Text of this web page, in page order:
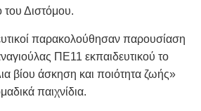
του Διστόμου.
παρακολούθησαν παρουσίαση
ΠΕ11 εκπαιδευτικού το
βίου άσκηση και ποιότητα ζωής»
παιχνίδια.